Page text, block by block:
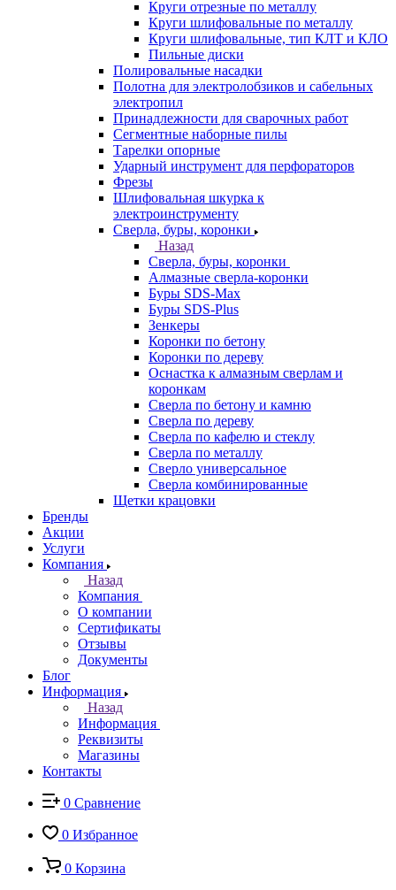
Круги отрезные по металлу
Круги шлифовальные по металлу
Круги шлифовальные, тип КЛТ и КЛО
Пильные диски
Полировальные насадки
Полотна для электролобзиков и сабельных
электропил
Принадлежности для сварочных работ
Сегментные наборные пилы
Тарелки опорные
Ударный инструмент для перфораторов
Фрезы
Шлифовальная шкурка к
электроинструменту
Сверла, буры, коронки
Назад
Сверла, буры, коронки
Алмазные сверла-коронки
Буры SDS-Max
Буры SDS-Plus
Зенкеры
Коронки по бетону
Коронки по дереву
Оснастка к алмазным сверлам и
коронкам
Сверла по бетону и камню
Сверла по дереву
Сверла по кафелю и стеклу
Сверла по металлу
Сверло универсальное
Сверла комбинированные
Щетки крацовки
Бренды
Акции
Услуги
Компания
Назад
Компания
О компании
Сертификаты
Отзывы
Документы
Блог
Информация
Назад
Информация
Реквизиты
Магазины
Контакты
0 Сравнение
0 Избранное
0 Корзина